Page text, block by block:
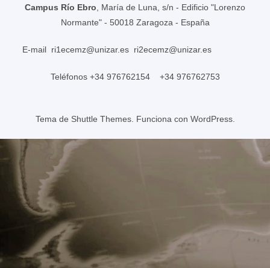
Campus Río Ebro , María de Luna, s/n - Edificio "Lorenzo
Normante" - 50018 Zaragoza - España
E-mail ri1ecemz@unizar.es ri2ecemz@unizar.es
Teléfonos +34 976762154 +34 976762753
Tema de Shuttle Themes. Funciona con WordPress.